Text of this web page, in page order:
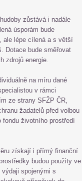
zůstává i nadále
úsporám bude
ale lépe cílená a s větší
Dotace bude směřovat
zdrojů energie.
na míru dané
v rámci
ze strany SFŽP ČR,
žadatelů před volbou
fondu životního prostředí
získají i přímý finanční
budou použity ve
spojenými s